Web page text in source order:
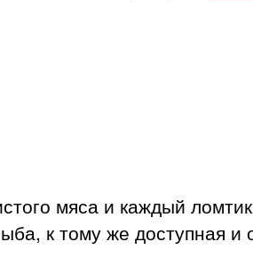
мяса и каждый
к тому же доступная и